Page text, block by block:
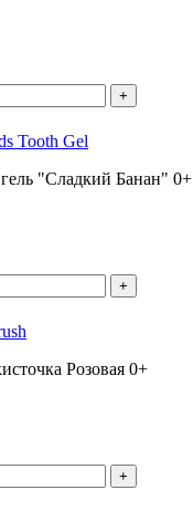
+
Tooth Gel
"Сладкий Банан" 0+
+
Розовая 0+
+